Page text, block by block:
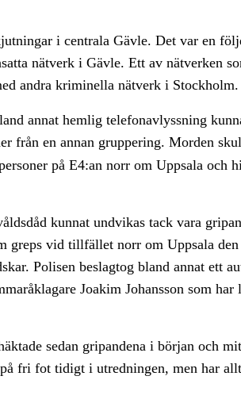
i centrala Gävle. Det var en
nätverk i Gävle. Ett av nätverken
andra kriminella nätverk i Stockholm.
annat hemlig telefonavlyssning
från en annan gruppering. Morden
på E4:an norr om Uppsala och
kunnat undvikas tack vara
greps vid tillfället norr om Uppsala den
Polisen beslagtog bland annat ett
Joakim Johansson som har
sedan gripandena i början och
på fri fot tidigt i utredningen, men har